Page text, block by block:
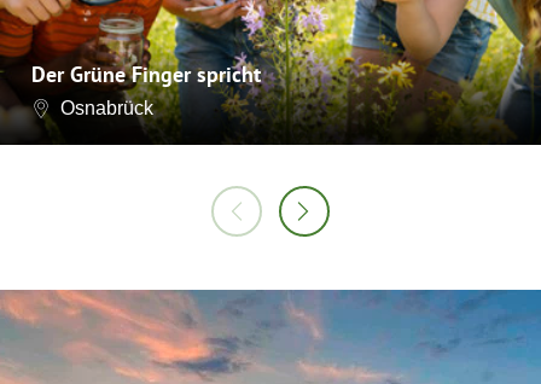
Der Grüne Finger spricht
Osnabrück